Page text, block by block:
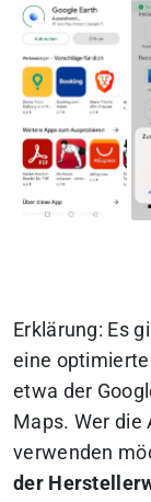
Erklärung: Es
eine
etwa der
Maps. Wer die
verwenden
der